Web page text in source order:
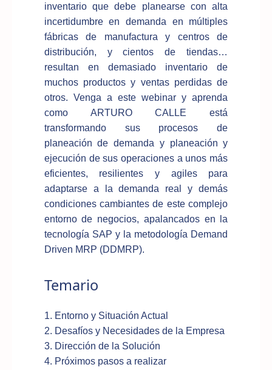
inventario que debe planearse con alta
incertidumbre en demanda en múltiples
fábricas de manufactura y centros de
distribución, y cientos de tiendas…
resultan en demasiado inventario de
muchos productos y ventas perdidas de
otros. Venga a este webinar y aprenda
como ARTURO CALLE está
transformando sus procesos de
planeación de demanda y planeación y
ejecución de sus operaciones a unos más
eficientes, resilientes y agiles para
adaptarse a la demanda real y demás
condiciones cambiantes de este complejo
entorno de negocios, apalancados en la
tecnología SAP y la metodología Demand
Driven MRP (DDMRP).
Temario
1. Entorno y Situación Actual
2. Desafíos y Necesidades de la Empresa
3. Dirección de la Solución
4. Próximos pasos a realizar